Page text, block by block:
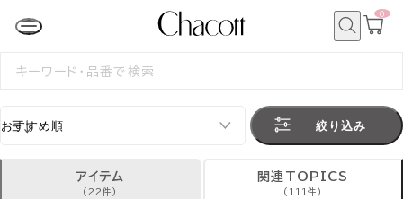
カ
0
検
絞り込み
アイテム
(22件)
関連TOPICS
(111件)